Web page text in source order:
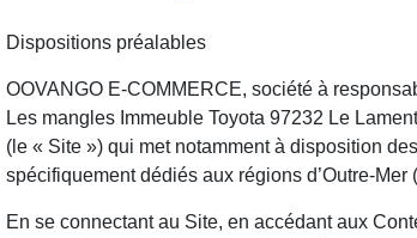
Dispositions préalables
OOVANGO E-COMMERCE, société à
Les mangles Immeuble Toyota 97232 Le
(le « Site ») qui met notamment à disposition
spécifiquement dédiés aux régions d’Outre-Mer
En se connectant au Site, en accédant aux